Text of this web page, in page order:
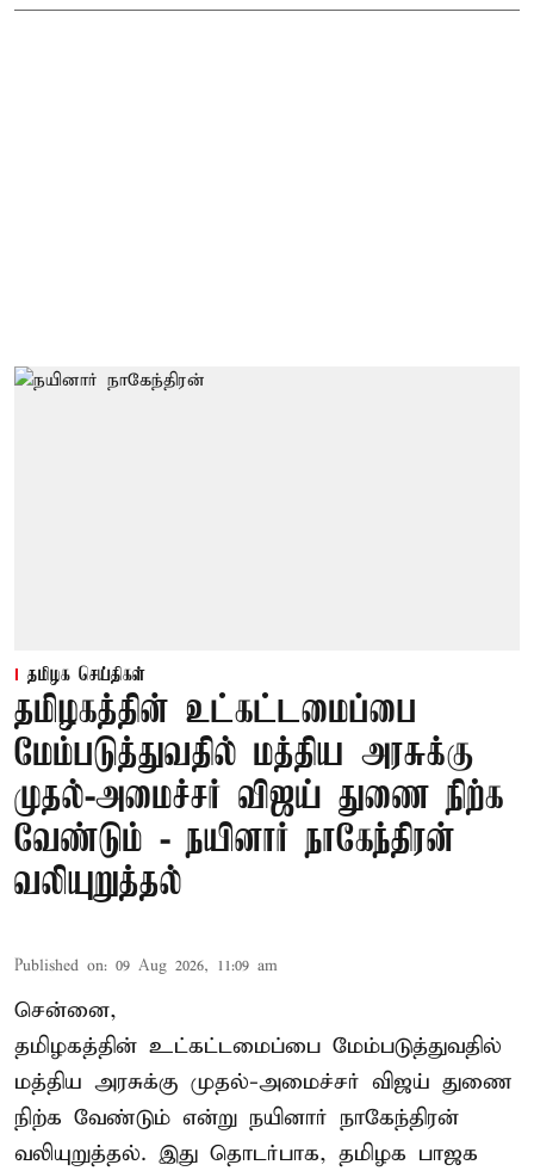
தமிழக செய்திகள்
தமிழகத்தின் உட்கட்டமைப்பை
மேம்படுத்துவதில் மத்திய அரசுக்கு
முதல்-அமைச்சர் விஜய் துணை நிற்க
வேண்டும் - நயினார் நாகேந்திரன்
வலியுறுத்தல்
Published on: 09 Aug 2026, 11:09 am
சென்னை,
தமிழகத்தின் உட்கட்டமைப்பை மேம்படுத்துவதில்
மத்திய அரசுக்கு முதல்-அமைச்சர் விஜய் துணை
நிற்க வேண்டும் என்று நயினார் நாகேந்திரன்
வலியுறுத்தல். இது தொடர்பாக, தமிழக பாஜக